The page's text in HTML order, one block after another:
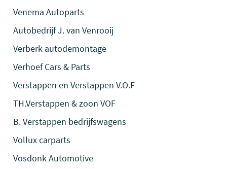
Venema Autoparts
Autobedrijf J. van Venrooij
Verberk autodemontage
Verhoef Cars & Parts
Verstappen en Verstappen V.O.F
TH.Verstappen & zoon VOF
B. Verstappen bedrijfswagens
Vollux carparts
Vosdonk Automotive